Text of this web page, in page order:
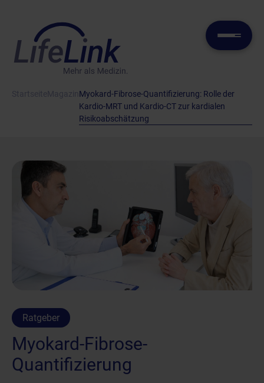
Myokard-Fibrose-Quantifizierung: Rolle der
Kardio-MRT und Kardio-CT zur kardialen
Risikoabschätzung
Ratgeber
Myokard-Fibrose-
Quantifizierung